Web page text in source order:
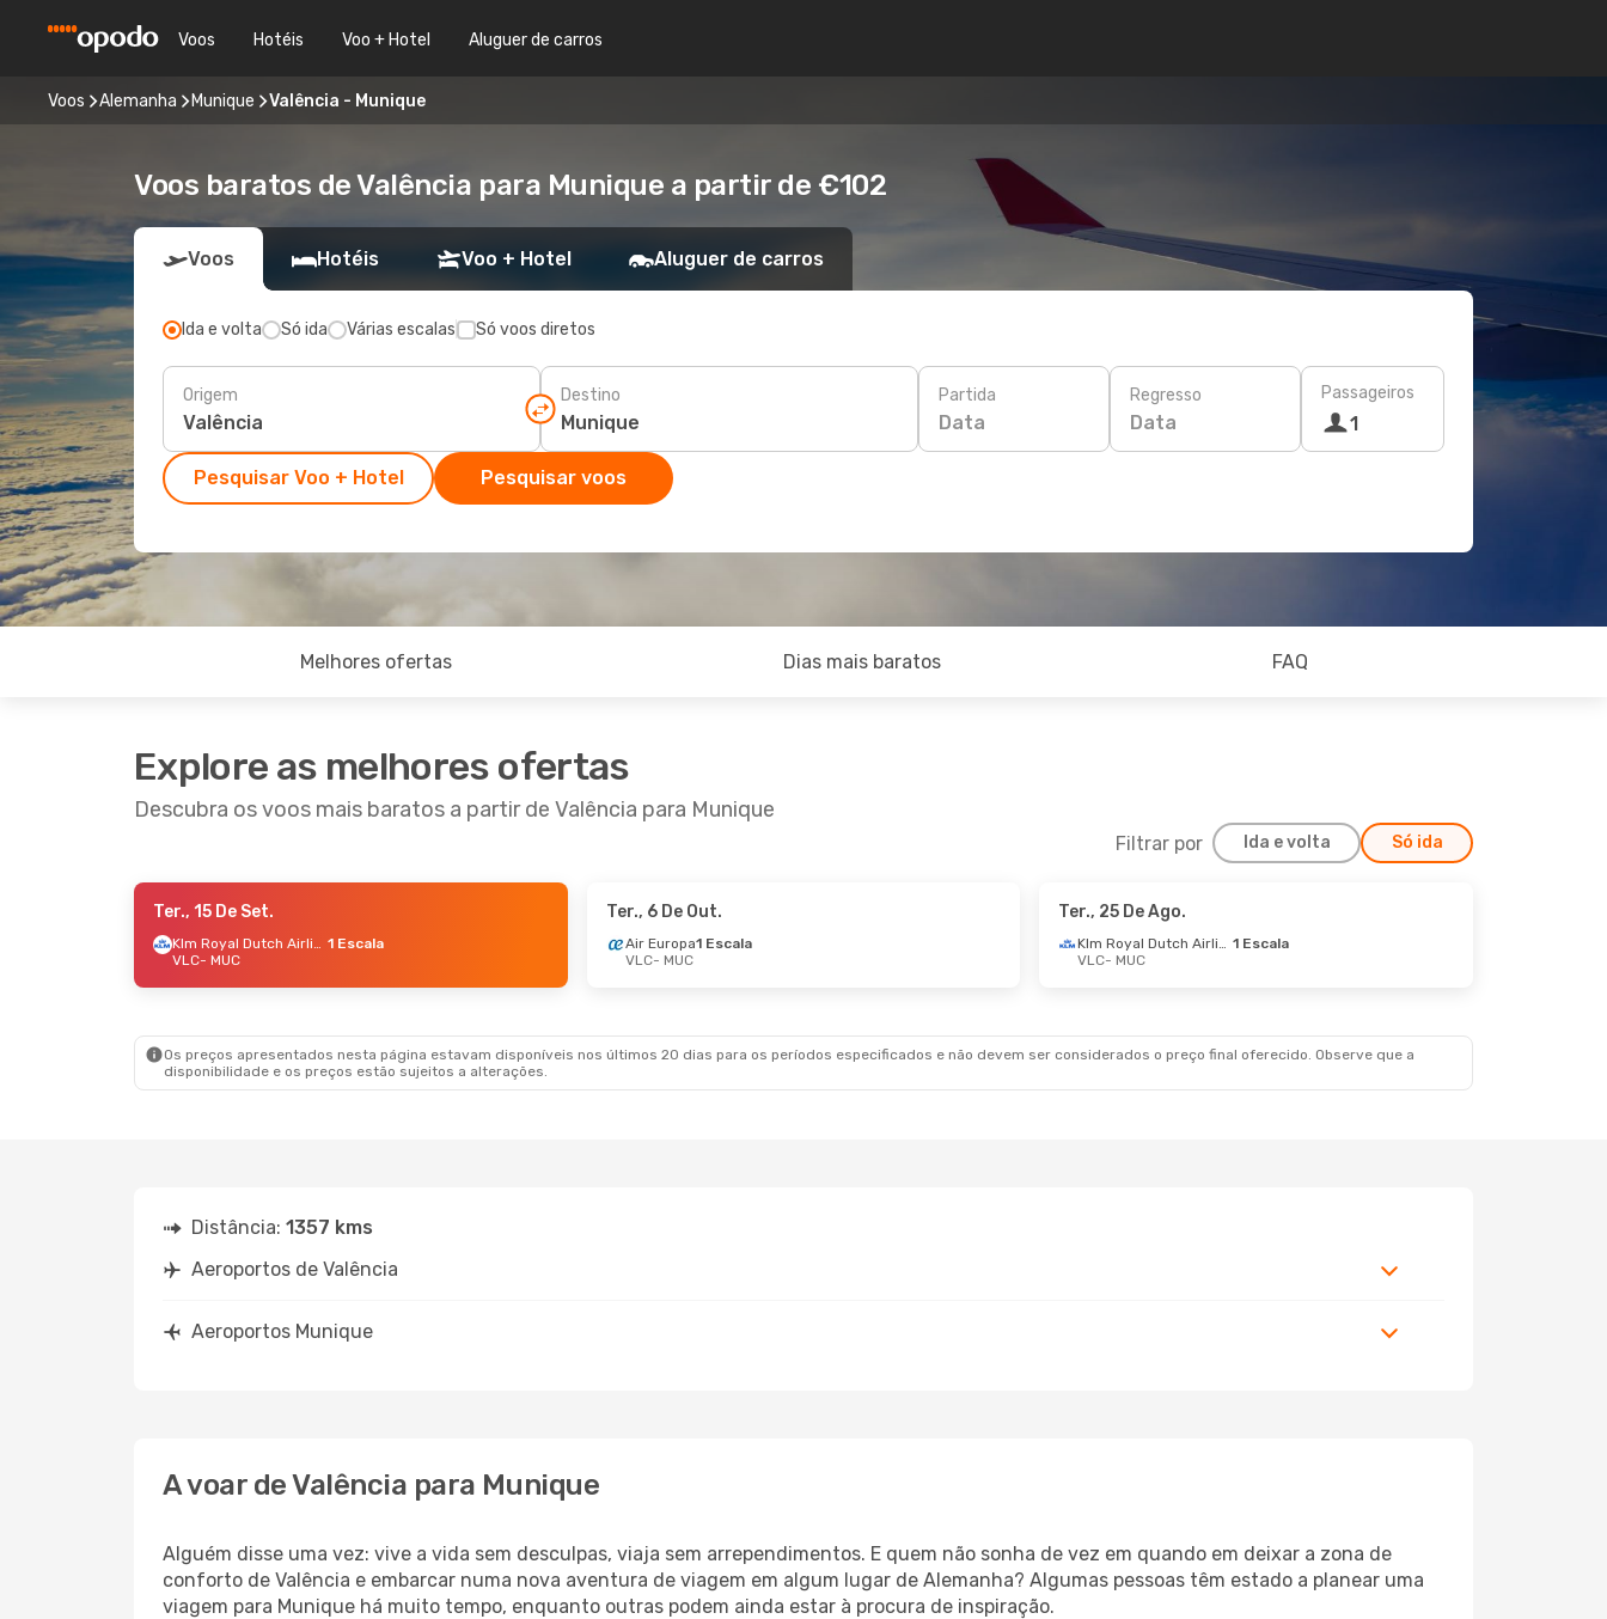
Voos Hotéis Voo + Hotel Aluguer de carros
Voos Alemanha Munique Valência - Munique
Voos baratos de Valência para Munique a partir de €102
Voos Hotéis Voo + Hotel Aluguer de carros
Ida e volta Só ida Várias escalas Só voos diretos
Origem Destino Partida
Data
Regresso
Data
Passageiros
1
Pesquisar Voo + Hotel Pesquisar voos
Melhores ofertas Dias mais baratos FAQ
Explore as melhores ofertas
Descubra os voos mais baratos a partir de Valência para Munique
Filtrar por Ida e volta Só ida
- Sáb., 26 De Set.
Ter., 15 De Set.
Klm Royal Dutch Airlines 1 Escala
VLC- MUC
Ter., 6 De Out.
Air Europa1 Escala
VLC- MUC
Ter., 25 De Ago.
Klm Royal Dutch Airlines 1 Escala
VLC- MUC
Os preços apresentados nesta página estavam disponíveis nos últimos 20 dias para os períodos especificados e não devem ser considerados o preço final oferecido. Observe que a
disponibilidade e os preços estão sujeitos a alterações.
Distância: 1357 kms
Aeroportos de Valência
Aeroportos Munique
A voar de Valência para Munique
Alguém disse uma vez: vive a vida sem desculpas, viaja sem arrependimentos. E quem não sonha de vez em quando em deixar a zona de
conforto de Valência e embarcar numa nova aventura de viagem em algum lugar de Alemanha? Algumas pessoas têm estado a planear uma
viagem para Munique há muito tempo, enquanto outras podem ainda estar à procura de inspiração.